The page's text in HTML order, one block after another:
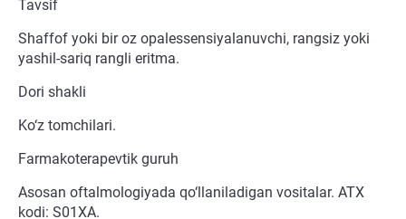
Tavsif
Shaffof yoki bir oz opalessensiyalanuvchi, rangsiz yoki
yashil-sariq rangli eritma.
Dori shakli
Ko‘z tomchilari.
Farmakoterapevtik guruh
Asosan oftalmologiyada qo‘llaniladigan vositalar. ATX
kodi: S01XA.